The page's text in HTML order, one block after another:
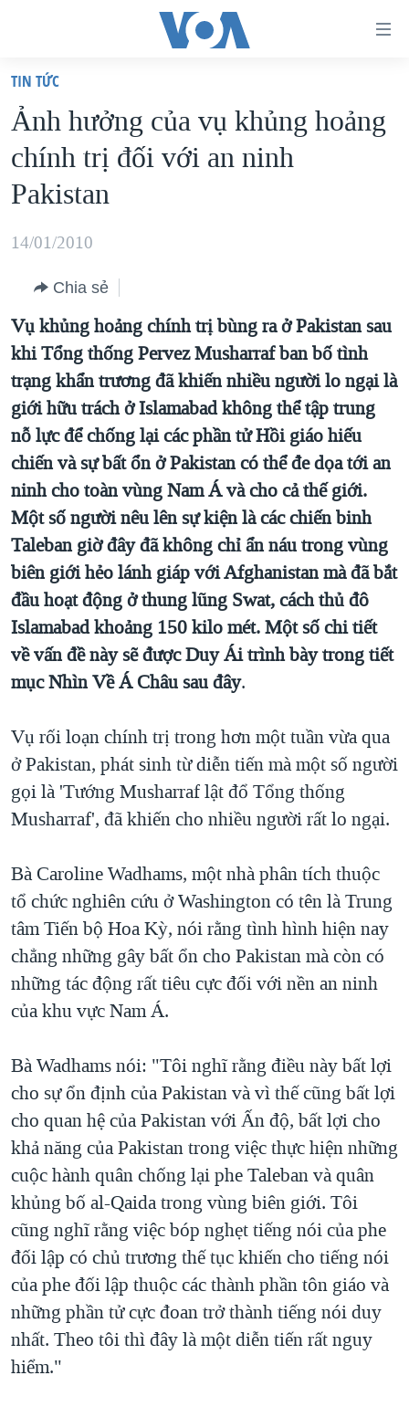
truy
cập
Tới
nội
chính
hướng
chính
Đi
tới
"Tìm"
VIỆT NAM
HOA KỲ
BIỂN ĐÔNG
THẾ GIỚI
DIỄN ĐÀN
MỤC
TỰ DO BÁO CHÍ
VẠCH TRẦN TIN GIẢ
NGƯỜI VIỆT HẢI NGOẠI
ĐỜI SỐNG
KINH TẾ
KHOA HỌC
SỨC KHOẺ
VĂN HOÁ
THỂ THAO
GIÁO DỤC
CHUYÊN ĐỀ
CHIẾN TRANH THƯƠNG MẠI CỦA MỸ: QUÁ KHỨ VÀ HIỆN
TẠI
HÀNH TRÌNH BẦU CỬ 2024
MỘT NĂM CHIẾN TRANH TẠI DẢI GAZA
GIẢI MÃ VÀNH ĐAI & CON ĐƯỜNG
NGÀY TỊ NẠN THẾ GIỚI
TRỊNH VĨNH BÌNH - NGƯỜI HẠ 'BÊN THẮNG CUỘC'
GROUND ZERO – XƯA VÀ NAY
CHI PHÍ CHIẾN TRANH AFGHANISTAN
CÁC GIÁ TRỊ CỘNG HÒA Ở VIỆT NAM
TRỊNH VĨNH BÌNH VS. CHÍNH PHỦ VIỆT NAM
NGƯ DÂN VIỆT VÀ LÀN SÓNG TRỘM HẢI SÂM
BÊN KIA QUỐC LỘ: TIẾNG VỌNG TỪ NÔNG THÔN MỸ
HỌC TIẾNG ANH
VIDEO
NGHE
MẠNG XÃ HỘI
Ngôn ngữ khác
TIN TỨC
Ảnh hưởng của vụ khủng hoảng
chính trị đối với an ninh
Pakistan
14/01/2010
Chia sẻ
Vụ khủng hoảng chính trị bùng ra ở Pakistan sau
khi Tổng thống Pervez Musharraf ban bố tình
trạng khẩn trương đã khiến nhiều người lo ngại là
giới hữu trách ở Islamabad không thể tập trung
nỗ lực để chống lại các phần tử Hồi giáo hiếu
chiến và sự bất ổn ở Pakistan có thể đe dọa tới an
ninh cho toàn vùng Nam Á và cho cả thế giới.
Một số người nêu lên sự kiện là các chiến binh
Taleban giờ đây đã không chỉ ẩn náu trong vùng
biên giới hẻo lánh giáp với Afghanistan mà đã bắt
đầu hoạt động ở thung lũng Swat, cách thủ đô
Islamabad khoảng 150 kilo mét. Một số chi tiết
về vấn đề này sẽ được Duy Ái trình bày trong tiết
mục Nhìn Về Á Châu sau đây.
Vụ rối loạn chính trị trong hơn một tuần vừa qua
ở Pakistan, phát sinh từ diễn tiến mà một số người
gọi là 'Tướng Musharraf lật đổ Tổng thống
Musharraf', đã khiến cho nhiều người rất lo ngại.
Bà Caroline Wadhams, một nhà phân tích thuộc
tổ chức nghiên cứu ở Washington có tên là Trung
tâm Tiến bộ Hoa Kỳ, nói rằng tình hình hiện nay
chẳng những gây bất ổn cho Pakistan mà còn có
những tác động rất tiêu cực đối với nền an ninh
của khu vực Nam Á.
Bà Wadhams nói: "Tôi nghĩ rằng điều này bất lợi
cho sự ổn định của Pakistan và vì thế cũng bất lợi
cho quan hệ của Pakistan với Ấn độ, bất lợi cho
khả năng của Pakistan trong việc thực hiện những
cuộc hành quân chống lại phe Taleban và quân
khủng bố al-Qaida trong vùng biên giới. Tôi
cũng nghĩ rằng việc bóp nghẹt tiếng nói của phe
đối lập có chủ trương thế tục khiến cho tiếng nói
của phe đối lập thuộc các thành phần tôn giáo và
những phần tử cực đoan trở thành tiếng nói duy
nhất. Theo tôi thì đây là một diễn tiến rất nguy
hiểm."